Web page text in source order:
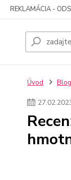
REKLAMÁCIA -
Úvod Blog
27.02.